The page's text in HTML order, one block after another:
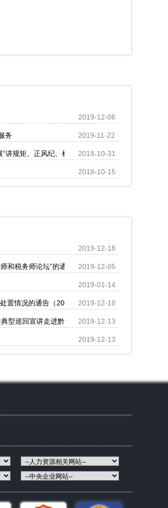
2019-12-06
务 2019-11-22
规矩、正风纪、树形象”廉政教育活动
2018-10-31
2018-10-15
2019-12-18
和税务师论坛”的通知 2019-12-05
2019-01-14
置情况的通告（2019年第36号）
2019-12-18
型巡回宣讲走进黔江 2019-12-13
2019-12-13